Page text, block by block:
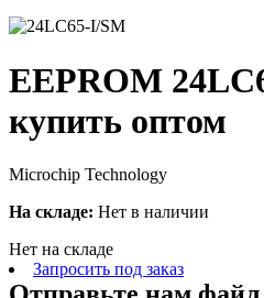
EEPROM
купить оптом
Microchip Technology
На складе: Нет в наличии
Нет на складе
Запросить под заказ